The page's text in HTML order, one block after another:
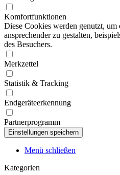
Komfortfunktionen
Diese Cookies werden genutzt, um
ansprechender zu gestalten,
des Besuchers.
Merkzettel
Statistik & Tracking
Endgeräteerkennung
Partnerprogramm
Menü schließen
Kategorien